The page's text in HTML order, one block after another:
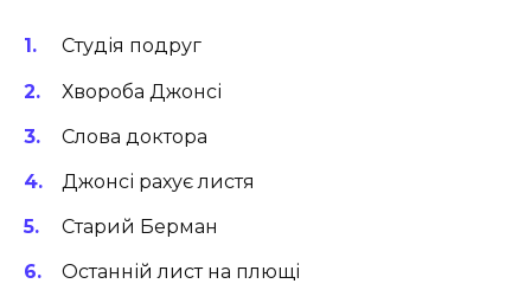
Студія подруг
Хвороба Джонсі
Слова доктора
Джонсі рахує листя
Старий Берман
Останній лист на плющі